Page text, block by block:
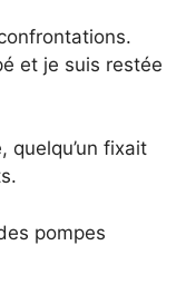
et je suis restée
quelqu’un fixait
pompes